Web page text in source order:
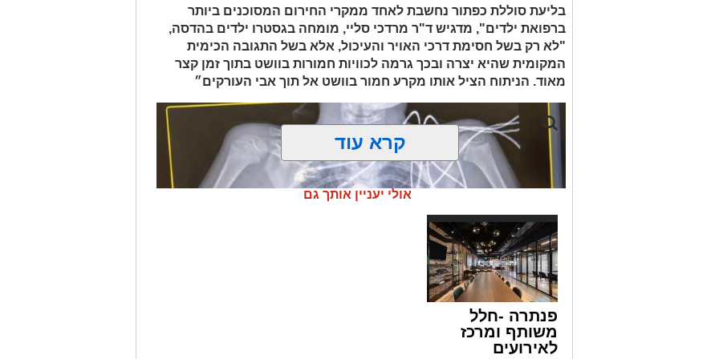
בסחר בסמים, זוהו על פי החשד שתי עסקאות סחר בחומרים אסורים. השוטרים
ביצעו את מעצר הנהגת, ובחיפוש ברכב נתפסו למעלה מ-2 ק"ג של חומרים
החשודים כסמים מסוכנים, טלפון נייד ו-1,700 ש"ח במזומן. החשודה (25) תושבת
העיר ירושלים נעצרה והועברה להמשיך טיפול חקירה.
מעצרם של החשודים הוארך בבית המשפט.
בליעת סוללת כפתור נחשבת לאחד ממקרי החירום המסוכנים ביותר
ברפואת ילדים", מדגיש ד"ר מרדכי סליי, מומחה בגסטרו ילדים בהדסה,
"לא רק בשל חסימת דרכי האויר והעיכול, אלא בשל התגובה הכימית
המקומית שהיא יצרה ובכך גרמה לכוויות חמורות בוושט בתוך זמן קצר
מאוד. הניתוח הציל אותו מקרע חמור בוושט אל תוך אבי העורקים״
קרא עוד
אולי יעניין אותך גם
פנתרה -חלל
משותף ומרכז
לאירועים